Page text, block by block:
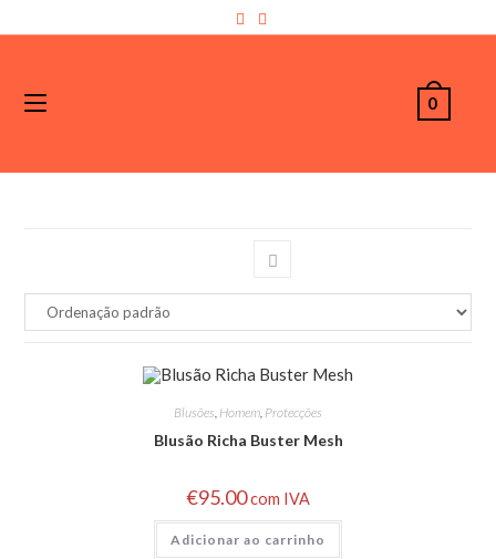
0
Blusões, Homem, Protecções
Blusão Richa Buster Mesh
€95.00com IVA
Adicionar ao carrinho